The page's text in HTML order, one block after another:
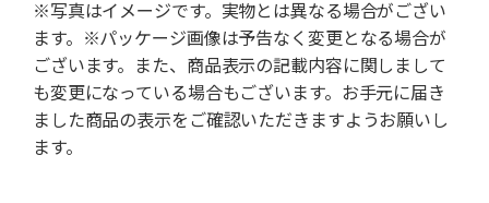
※写真はイメージです。実物とは異なる場合がござい
ます。※パッケージ画像は予告なく変更となる場合が
ございます。また、商品表示の記載内容に関しまして
も変更になっている場合もございます。お手元に届き
ました商品の表示をご確認いただきますようお願いし
ます。